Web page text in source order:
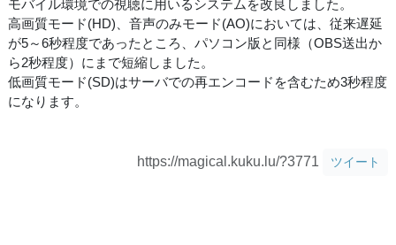
モバイル環境での視聴に用いるシステムを改良しました。
高画質モード(HD)、音声のみモード(AO)においては、従来遅延
が5～6秒程度であったところ、パソコン版と同様（OBS送出か
ら2秒程度）にまで短縮しました。
低画質モード(SD)はサーバでの再エンコードを含むため3秒程度
になります。
https://magical.kuku.lu/?3771 ツイート